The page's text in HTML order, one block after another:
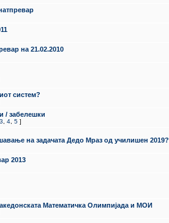
на 21.02.2010
систем?
/ забелешки
3 4 5 ]
на задачата Дедо Мраз од училишен 2019?
2013
Математичка Олимпијада и МОИ